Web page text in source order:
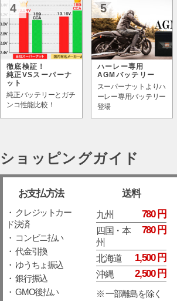
4
徹底検証！
純正VSスーパーナ
ット
純正バッテリーとガチ
ンコ性能比較！
5
ハーレー専用
AGMバッテリー
スーパーナットよりハ
ーレー専用バッテリー
登場
ショッピングガイド
お支払方法
・ クレジットカー
ド決済
・ コンビニ払い
・ 代金引換
・ ゆうちょ振込
・ 銀行振込
・ GMO後払い
送料
九州 780 円
四国・本
州
780 円
北海道 1,500 円
沖縄 2,500 円
※ 一部離島を除く